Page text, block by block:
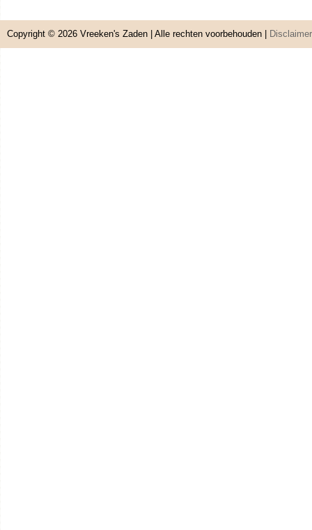
Copyright © 2026 Vreeken's Zaden | Alle rechten voorbehouden | Disclaimer